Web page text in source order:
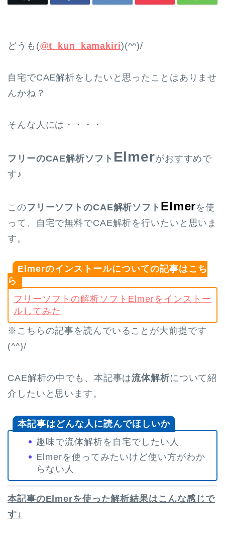
どうも(@t_kun_kamakiri)(^^)/
自宅でCAE解析をしたいと思ったことはありませ
んかね？
そんな人には・・・・
フリーのCAE解析ソフト Elmerがおすすめで
す♪
このフリーソフトのCAE解析ソフト Elmerを使
って、自宅で無料でCAE解析を行いたいと思いま
す。
Elmerのインストールについての記事はこち
ら
フリーソフトの解析ソフトElmerをインストー
ルしてみた
※こちらの記事を読んでいることが大前提です
(^^)/
CAE解析の中でも、本記事は流体解析について紹
介したいと思います。
本記事はどんな人に読んでほしいか
趣味で流体解析を自宅でしたい人
Elmerを使ってみたいけど使い方がわか
らない人
本記事のElmerを使った解析結果はこんな感じで
す↓